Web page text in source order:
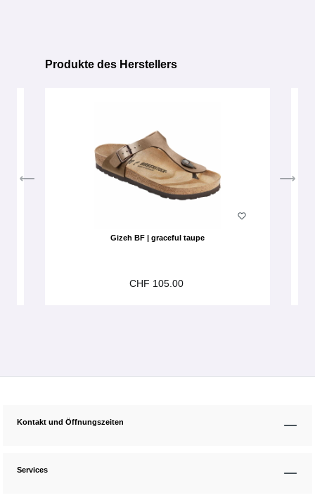
Produktgalerie überspringen
Produkte des Herstellers
Gizeh BF | graceful taupe
CHF 105.00
Kontakt und Öffnungszeiten
Services